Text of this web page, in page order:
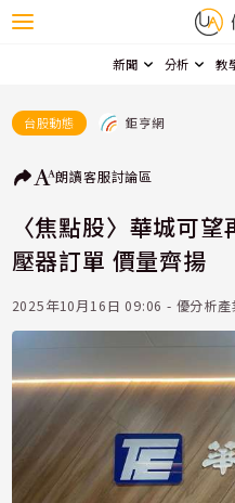
新聞 分析 教
台股動態 鉅亨網
朗讀客服討論區
〈焦點股〉華城可
壓器訂單 價量齊揚
2025年10月16日 09:06 - 優分析產